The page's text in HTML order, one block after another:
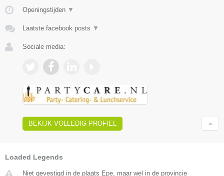
Openingstijden ▼
Laatste facebook posts ▼
Sociale media:
BEKIJK VOLLEDIG PROFIEL
Loaded Legends
Niet gevestigd in de plaats Epe, maar wel in de provincie